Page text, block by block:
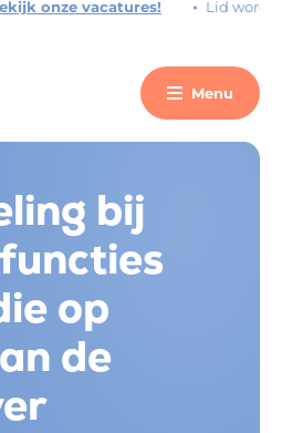
onze vacatures! Lid
Menu
bij
op
de